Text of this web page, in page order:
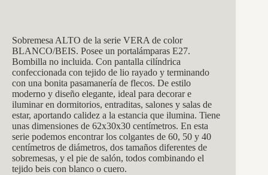
Sobremesa ALTO de la serie VERA de color
BLANCO/BEIS. Posee un portalámparas E27.
Bombilla no incluida. Con pantalla cilíndrica
confeccionada con tejido de lio rayado y terminando
con una bonita pasamanería de flecos. De estilo
moderno y diseño elegante, ideal para decorar e
iluminar en dormitorios, entraditas, salones y salas de
estar, aportando calidez a la estancia que ilumina. Tiene
unas dimensiones de 62x30x30 centímetros. En esta
serie podemos encontrar los colgantes de 60, 50 y 40
centímetros de diámetros, dos tamaños diferentes de
sobremesas, y el pie de salón, todos combinando el
tejido beis con blanco o cuero.